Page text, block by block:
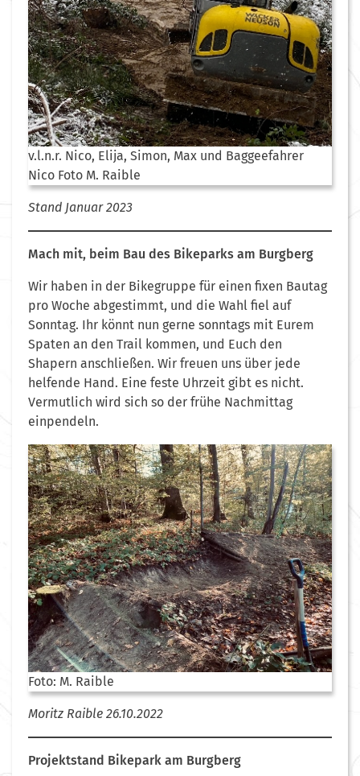
v.l.n.r. Nico, Elija, Simon, Max und Baggeefahrer
Nico Foto M. Raible
Stand Januar 2023
Mach mit, beim Bau des Bikeparks am Burgberg
Wir haben in der Bikegruppe für einen fixen Bautag
pro Woche abgestimmt, und die Wahl fiel auf
Sonntag. Ihr könnt nun gerne sonntags mit Eurem
Spaten an den Trail kommen, und Euch den
Shapern anschließen. Wir freuen uns über jede
helfende Hand. Eine feste Uhrzeit gibt es nicht.
Vermutlich wird sich so der frühe Nachmittag
einpendeln.
Foto: M. Raible
Moritz Raible 26.10.2022
Projektstand Bikepark am Burgberg